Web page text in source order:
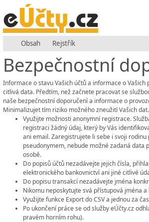
Obsah Rejstřík
Bezpečnostní
Informace o stavu Vašich účtů a informace o Vašich
citlivá data. Předtím, než začnete pracovat se
naše bezpečnostní doporučení a informace o
Minimalizujet tím riziko možného zneužití Vašich dat.
Využijte možnosti anonymní registrace.
registraci žádný údaj, který by Vás
ani email. Zaregistrujete li sebe i svoji rodinu
pseudonymem, nebude možné zadaná data
osobě.
Do popisů účtů nezadávejte jejich čísla,
elektronického bankovnictví ani jiné citlivé
Do popisu transakcí nezadávejte jména
Nikomu neposkytujte svá přístupová jména a
Využijte funkce Export do CSV a jednou za
Po ukončení práce se od služby eÚčty.cz
pravém horním rohu).